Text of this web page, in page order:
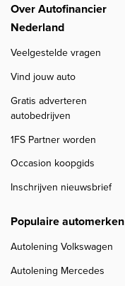
Over Autofinancier
Nederland
Veelgestelde vragen
Vind jouw auto
Gratis adverteren
autobedrijven
1FS Partner worden
Occasion koopgids
Inschrijven nieuwsbrief
Populaire automerken
Autolening Volkswagen
Autolening Mercedes